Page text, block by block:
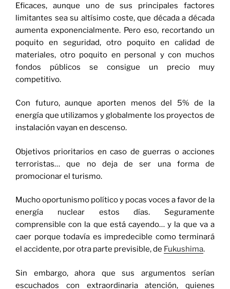
Eficaces, aunque uno de sus principales factores
limitantes sea su altísimo coste, que década a década
aumenta exponencialmente. Pero eso, recortando un
poquito en seguridad, otro poquito en calidad de
materiales, otro poquito en personal y con muchos
fondos públicos se consigue un precio muy
competitivo.
Con futuro, aunque aporten menos del 5% de la
energía que utilizamos y globalmente los proyectos de
instalación vayan en descenso.
Objetivos prioritarios en caso de guerras o acciones
terroristas… que no deja de ser una forma de
promocionar el turismo.
Mucho oportunismo político y pocas voces a favor de la
energía nuclear estos días. Seguramente
comprensible con la que está cayendo… y la que va a
caer porque todavía es impredecible como terminará
el accidente, por otra parte previsible, de Fukushima.
Sin embargo, ahora que sus argumentos serían
escuchados con extraordinaria atención, quienes